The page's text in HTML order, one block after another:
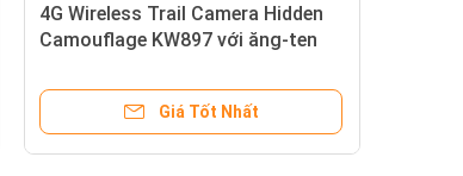
4G Wireless Trail Camera Hidden
Camouflage KW897 với ăng-ten
cho săn nai
Giá Tốt Nhất